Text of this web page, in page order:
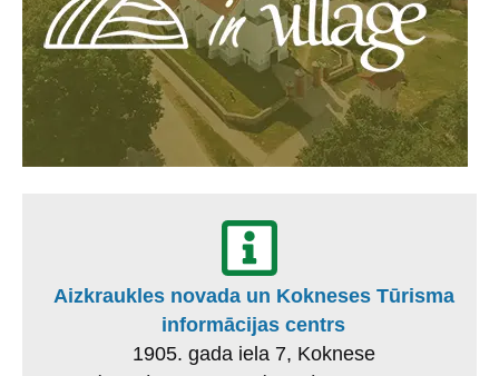
Aizkraukles novada un Kokneses Tūrisma
informācijas centrs
1905. gada iela 7, Koknese